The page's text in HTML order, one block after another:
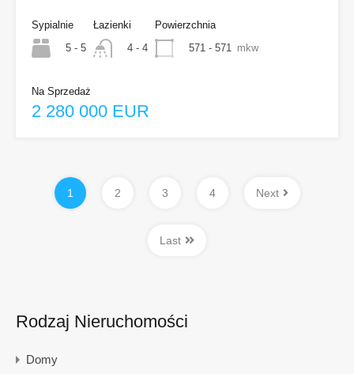
Sypialnie
5 - 5
Łazienki
4 - 4
Powierzchnia
571 - 571
mkw
Na Sprzedaż
2 280 000 EUR
1 2 3 4 Next
Last
Rodzaj Nieruchomości
Domy